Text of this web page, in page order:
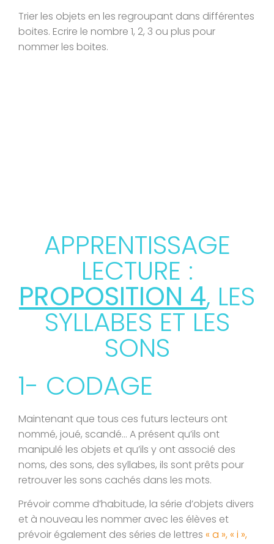
Trier les objets en les regroupant dans différentes
boites. Ecrire le nombre 1, 2, 3 ou plus pour
nommer les boites.
APPRENTISSAGE
LECTURE :
PROPOSITION 4, LES
SYLLABES ET LES
SONS
1- CODAGE
Maintenant que tous ces futurs lecteurs ont
nommé, joué, scandé… A présent qu’ils ont
manipulé les objets et qu’ils y ont associé des
noms, des sons, des syllabes, ils sont prêts pour
retrouver les sons cachés dans les mots.
Prévoir comme d’habitude, la série d’objets divers
et à nouveau les nommer avec les élèves et
prévoir également des séries de lettres « a », « i »,